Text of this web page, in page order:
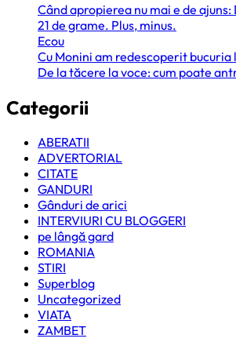
Când apropierea nu mai e de
21 de grame. Plus, minus.
Ecou
Cu Monini am redescoperit
De la tăcere la voce: cum poate
Categorii
ABERATII
ADVERTORIAL
CITATE
GANDURI
Gânduri de arici
INTERVIURI CU BLOGGERI
pe lângă gard
ROMANIA
STIRI
Superblog
Uncategorized
VIATA
ZAMBET